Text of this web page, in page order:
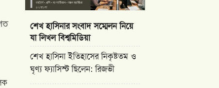
শেখ হাসিনার সংবাদ সম্মেলন নিয়ে
যা লিখল বিশ্বমিডিয়া
শেখ হাসিনা ইতিহাসের নিকৃষ্টতম ও
ঘৃণ্য ফ্যাসিস্ট ছিলেন: রিজভী